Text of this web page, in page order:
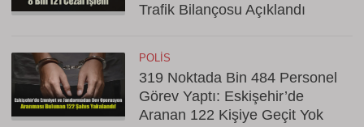
Trafik Bilançosu Açıklandı
POLIS
319 Noktada Bin 484 Personel
Görev Yaptı: Eskişehir’de
Aranan 122 Kişiye Geçit Yok